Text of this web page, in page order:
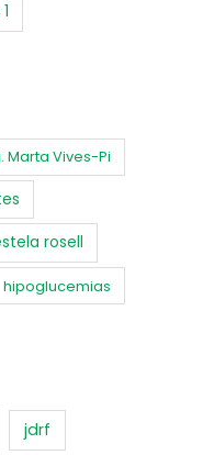
Marta Vives-Pi
rosell
hipoglucemias
jdrf